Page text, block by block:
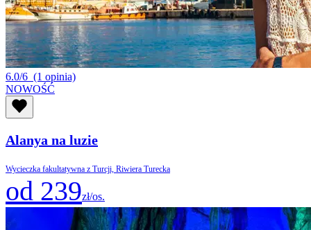
6.0/6 (1 opinia)
NOWOŚĆ
Alanya na luzie
Wycieczka fakultatywna z Turcji, Riwiera Turecka
od 239zł/os.